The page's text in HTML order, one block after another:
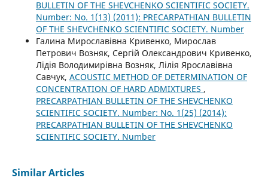
BULLETIN OF THE SHEVCHENKO SCIENTIFIC SOCIETY.
Number: No. 1(13) (2011): PRECARPATHIAN BULLETIN
OF THE SHEVCHENKO SCIENTIFIC SOCIETY. Number
Галина Мирославівна Кривенко, Мирослав
Петрович Возняк, Сергій Олександрович Кривенко,
Лідія Володимирівна Возняк, Лілія Ярославівна
Савчук, ACOUSTIC METHOD OF DETERMINATION OF
CONCENTRATION OF HARD ADMIXTURES ,
PRECARPATHIAN BULLETIN OF THE SHEVCHENKO
SCIENTIFIC SOCIETY. Number: No. 1(25) (2014):
PRECARPATHIAN BULLETIN OF THE SHEVCHENKO
SCIENTIFIC SOCIETY. Number
Similar Articles